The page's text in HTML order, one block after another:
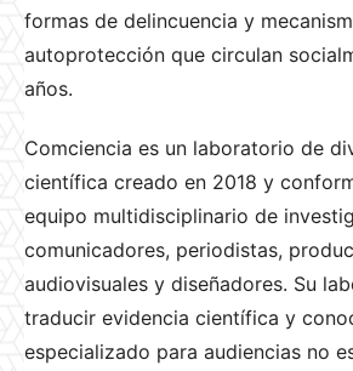
formas de delincuencia y
autoprotección que circulan
años.
Comciencia es un laboratorio de
científica creado en 2018 y
equipo multidisciplinario de
comunicadores, periodistas,
audiovisuales y diseñadores. Su
traducir evidencia científica y
especializado para audiencias no